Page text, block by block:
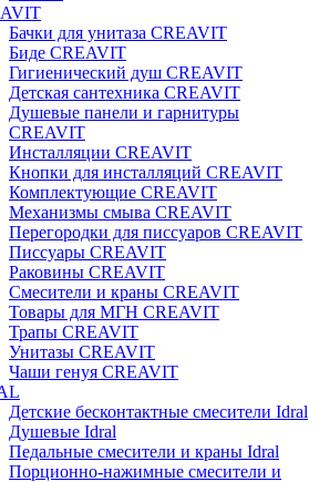
Бачки для унитаза CREAVIT
Биде CREAVIT
Гигиенический душ CREAVIT
Детская сантехника CREAVIT
Душевые панели и гарнитуры
CREAVIT
Инсталляции CREAVIT
Кнопки для инсталляций CREAVIT
Комплектующие CREAVIT
Механизмы смыва CREAVIT
Перегородки для писсуаров CREAVIT
Писсуары CREAVIT
Раковины CREAVIT
Смесители и краны CREAVIT
Товары для МГН CREAVIT
Трапы CREAVIT
Унитазы CREAVIT
Чаши генуя CREAVIT
Детские бесконтактные смесители Idral
Душевые Idral
Педальные смесители и краны Idral
Порционно-нажимные смесители и